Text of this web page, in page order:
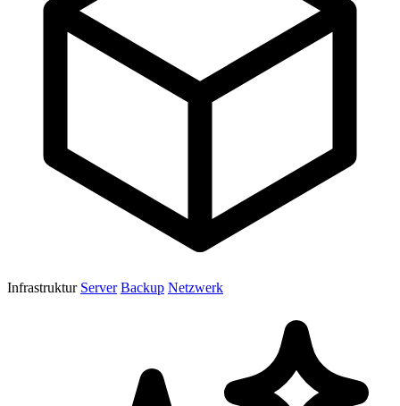
Infrastruktur Server Backup Netzwerk